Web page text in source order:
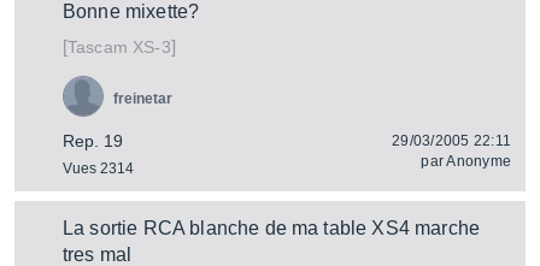
Bonne mixette?
[Tascam XS-3]
Rep. 19
Vues 2314
freinetar
29/03/2005 22:11
parAnonyme
La sortie RCA blanche de ma table XS4 marche
tres mal